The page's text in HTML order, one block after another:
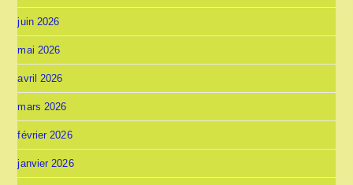
juin 2026
mai 2026
avril 2026
mars 2026
février 2026
janvier 2026